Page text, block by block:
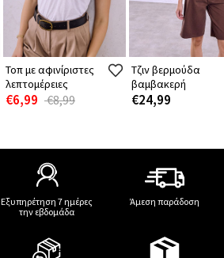
Τοπ με αφινίριστες
λεπτομέρειες
€6,99 €8,99
Τζιν βερμούδα
βαμβακερή
€24,99
Εξυπηρέτηση 7 ημέρες
την εβδομάδα
Άμεση παράδοση